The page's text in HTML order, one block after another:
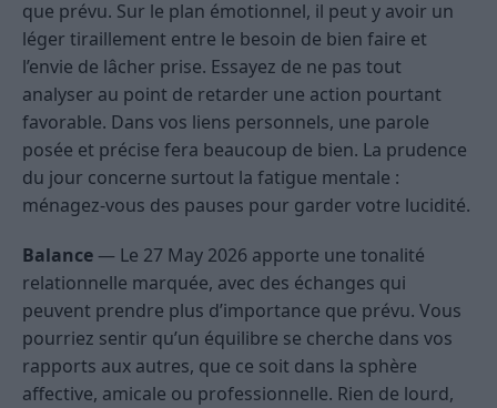
que prévu. Sur le plan émotionnel, il peut y avoir un
léger tiraillement entre le besoin de bien faire et
l’envie de lâcher prise. Essayez de ne pas tout
analyser au point de retarder une action pourtant
favorable. Dans vos liens personnels, une parole
posée et précise fera beaucoup de bien. La prudence
du jour concerne surtout la fatigue mentale :
ménagez-vous des pauses pour garder votre lucidité.
Balance — Le 27 May 2026 apporte une tonalité
relationnelle marquée, avec des échanges qui
peuvent prendre plus d’importance que prévu. Vous
pourriez sentir qu’un équilibre se cherche dans vos
rapports aux autres, que ce soit dans la sphère
affective, amicale ou professionnelle. Rien de lourd,